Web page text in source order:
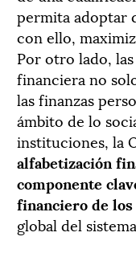
permita adoptar
con ello,
Por otro lado,
financiera no
las finanzas
ámbito de lo
instituciones, la
alfabetización
componente
financiero de
global del